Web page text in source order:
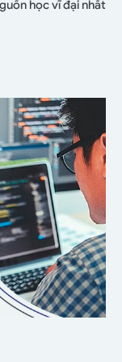
học vĩ đại nhất